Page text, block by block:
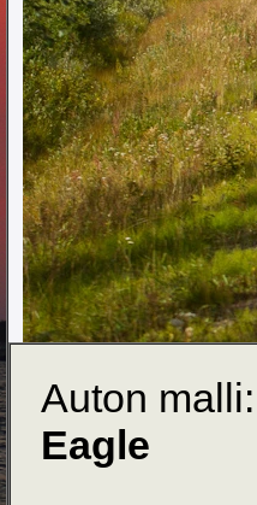
Auton malli:
Eagle